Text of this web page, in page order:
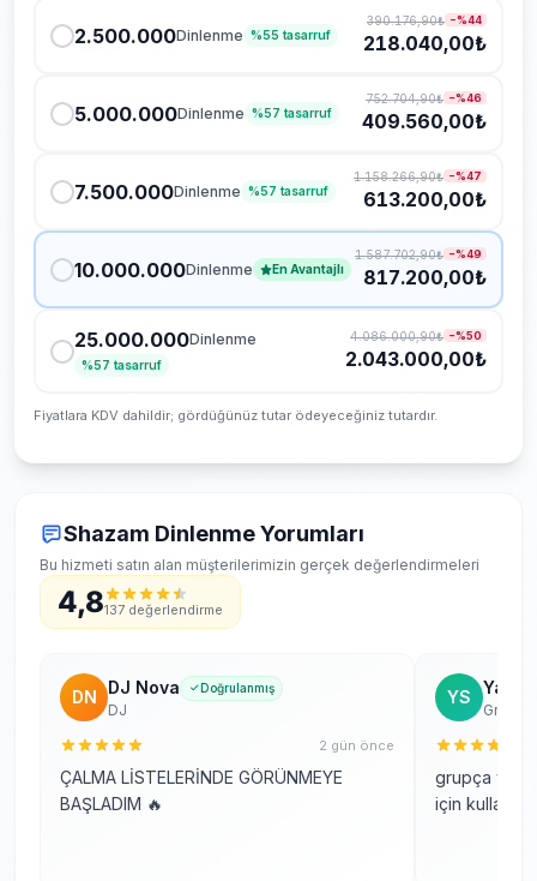
2.500.000Dinlenme %55 tasarruf
390.176,90₺ −%44
218.040,00₺
5.000.000Dinlenme %57 tasarruf
752.704,90₺ −%46
409.560,00₺
7.500.000Dinlenme %57 tasarruf
1.158.266,90₺ −%47
613.200,00₺
10.000.000Dinlenme En Avantajlı
1.587.702,90₺ −%49
817.200,00₺
25.000.000Dinlenme
%57 tasarruf
4.086.000,90₺ −%50
2.043.000,00₺
Fiyatlara KDV dahildir; gördüğünüz tutar ödeyeceğiniz tutardır.
Shazam Dinlenme Yorumları
Bu hizmeti satın alan müşterilerimizin gerçek değerlendirmeleri
4,8137 değerlendirme
DN DJ Nova Doğrulanmış
DJ
2 gün önce
ÇALMA LİSTELERİNDE GÖRÜNMEYE
BAŞLADIM 🔥
YS
Grup
grupça yeni
için